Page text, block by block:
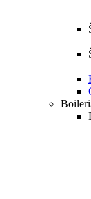
Boileri